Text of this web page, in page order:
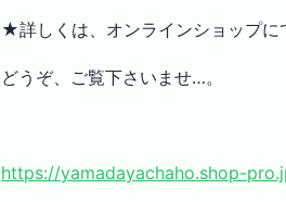
★詳しくは、オンラインショップに
どうぞ、ご覧下さいませ…。
https://yamadayachaho.shop-